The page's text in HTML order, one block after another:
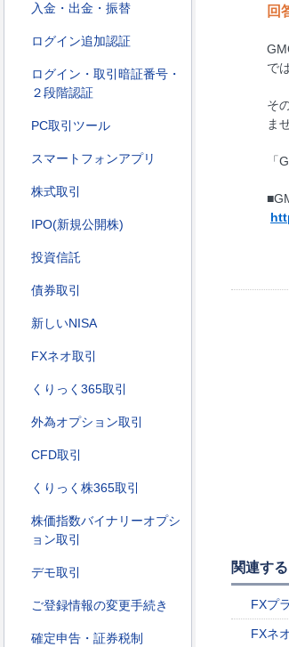
入金・出金・振替
ログイン追加認証
ログイン・取引暗証番号・
２段階認証
PC取引ツール
スマートフォンアプリ
株式取引
IPO(新規公開株)
投資信託
債券取引
新しいNISA
FXネオ取引
くりっく365取引
外為オプション取引
CFD取引
くりっく株365取引
株価指数バイナリーオプシ
ョン取引
デモ取引
ご登録情報の変更手続き
確定申告・証券税制
回
で
そ
ま
「
関連す
FXプ
FXネ